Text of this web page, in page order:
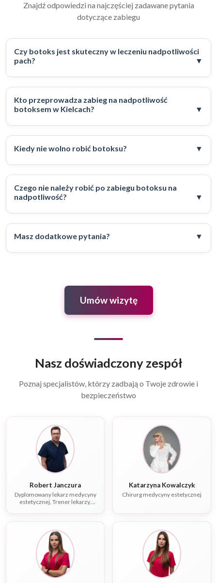
Znajdź odpowiedzi na najczęściej zadawane pytania
dotyczące zabiegu
Czy botoks jest skuteczny w leczeniu nadpotliwości
pach?
Kto przeprowadza zabieg na nadpotliwość
botoksem w Kielcach?
Kiedy nie wolno robić botoksu?
Czego nie należy robić po zabiegu botoksu na
nadpotliwość?
Masz dodatkowe pytania?
Umów wizytę
Nasz doświadczony zespół
Poznaj specjalistów, którzy zadbają o Twoje zdrowie i
bezpieczeństwo
Robert Janczura
Dyplomowany lekarz medycyny
estetycznej, Trener lekarzy,
Katarzyna Kowalczyk
Chirurg medycyny estetycznej